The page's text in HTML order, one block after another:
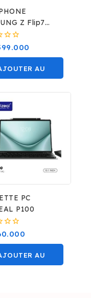
Z Flip7
256Go
AU
PC
TELZEAL P100
AU